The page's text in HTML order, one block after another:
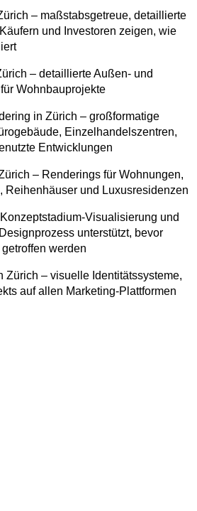
– maßstabsgetreue, detaillierte
und Investoren zeigen, wie
– detaillierte Außen- und
Wohnbauprojekte
in Zürich – großformatige
Einzelhandelszentren,
Entwicklungen
– Renderings für Wohnungen,
Reihenhäuser und Luxusresidenzen
Visualisierung und
unterstützt, bevor
werden
Zürich – visuelle Identitätssysteme,
auf allen Marketing-Plattformen